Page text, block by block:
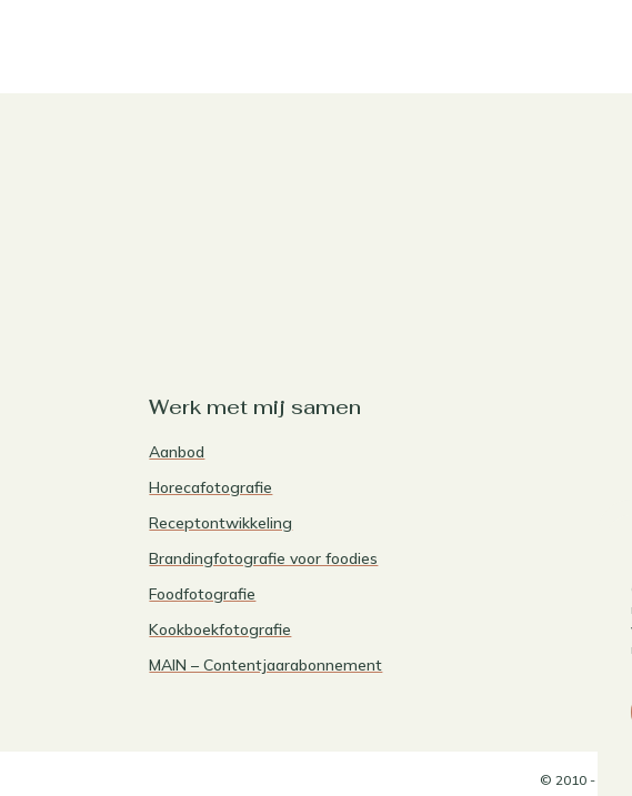
Werk met mij samen
Aanbod
Horecafotografie
Receptontwikkeling
Brandingfotografie voor foodies
Foodfotografie
Kookboekfotografie
MAIN – Contentjaarabonnement
© 2010 -